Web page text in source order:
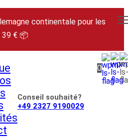
continentale pour les
39 € 📦
0
Conseil souhaité?
+49 2327 9190029